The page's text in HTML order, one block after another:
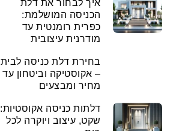
איך לבחור את דלת
הכניסה המושלמת:
כפרית רומנטית עד
מודרנית עיצובית
בחירת דלת כניסה לבית
– אקוסטיקה וביטחון עד
מחיר ומבצעים
דלתות כניסה אקוסטיות:
שקט, עיצוב ויוקרה לכל